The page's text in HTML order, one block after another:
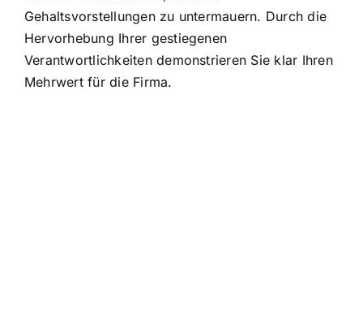
Gehaltsvorstellungen zu untermauern. Durch die
Hervorhebung Ihrer gestiegenen
Verantwortlichkeiten demonstrieren Sie klar Ihren
Mehrwert für die Firma.